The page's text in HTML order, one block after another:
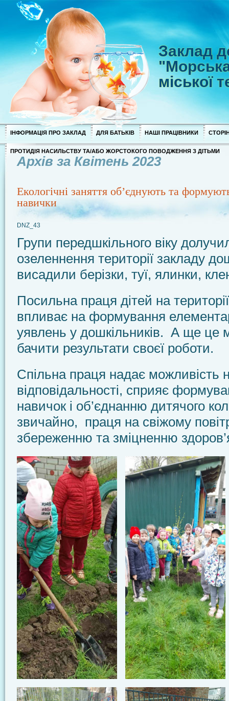
Заклад
міської
ІНФОРМАЦІЯ ПРО ЗАКЛАД ДЛЯ БАТЬКІВ НАШІ ПРАЦІВНИКИ
ПРОТИДІЯ НАСИЛЬСТВУ ТА/АБО ЖОРСТОКОГО ПОВОДЖЕННЯ З ДІТЬМИ
Архів за Квітень 2023
Екологічні заняття об’єднують та
навички
DNZ_43
Групи передшкільного віку
озеленнення території закладу
висадили берізки, туї, ялинки,
Посильна праця дітей на
впливає на формування
уявлень у дошкільників. А ще це
бачити результати своєї роботи.
Спільна праця надає можливість
відповідальності, сприяє
навичок і об’єднанню дитячого
звичайно, праця на свіжому
збереженню та зміцненню